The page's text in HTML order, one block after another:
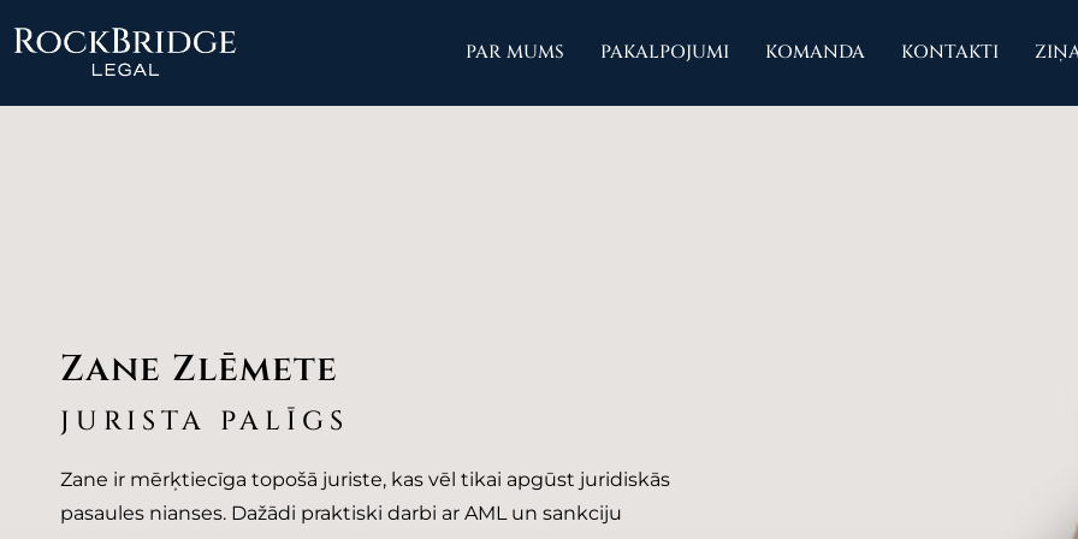
PAR MUMS PAKALPOJUMI KOMANDA KONTAKTI
Zane Zlēmete
JURISTA PALĪGS
Zane ir mērķtiecīga topošā juriste, kas vēl tikai apgūst juridiskās
pasaules nianses. Dažādi praktiski darbi ar AML un sankciju